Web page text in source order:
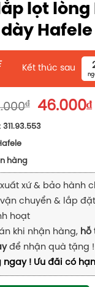
lọt lòng
Hafele
Kết thúc sau
₫
Giá
là:
46.000₫
311.93.553
hàng
xứ & bảo hành
chuyển & lắp
hoạt
khi nhận hàng, hỗ
để nhận quà tặng !
! Ưu đãi có